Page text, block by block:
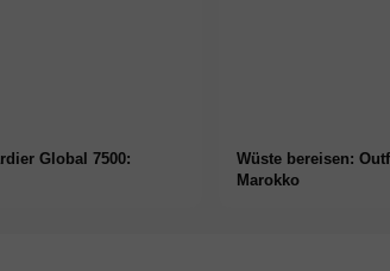
Global 7500:
Wüste bereisen:
Marokko